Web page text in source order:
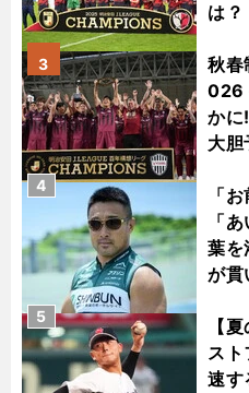
は？
秋春
026
か
大胆
3
「
「
葉を
が貫
4
【
スト
速す
5